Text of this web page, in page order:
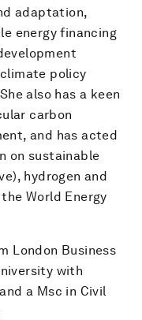
adaptation,
energy financing
policy
also has a keen
carbon
and has acted
on sustainable
hydrogen and
World Energy
London Business
with
a Msc in Civil